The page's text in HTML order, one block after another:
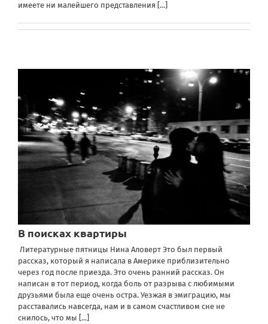
имеете ни малейшего представления [...]
В поисках квартиры
Литературные пятницы Нина Аловерт Это был первый
рассказ, который я написала в Америке приблизительно
через год после приезда. Это очень ранний рассказ. Он
написан в тот период, когда боль от разрыва с любимыми
друзьями была еще очень остра. Уезжая в эмиграцию, мы
расставались навсегда, нам и в самом счастливом сне не
снилось, что мы [...]